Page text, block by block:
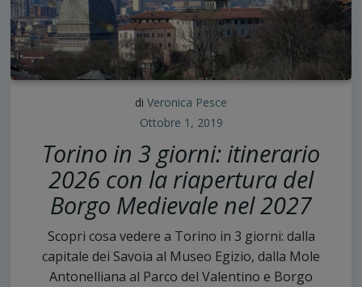
di Veronica Pesce
Ottobre 1, 2019
Torino in 3 giorni: itinerario
2026 con la riapertura del
Borgo Medievale nel 2027
Scopri cosa vedere a Torino in 3 giorni: dalla
capitale dei Savoia al Museo Egizio, dalla Mole
Antonelliana al Parco del Valentino e Borgo